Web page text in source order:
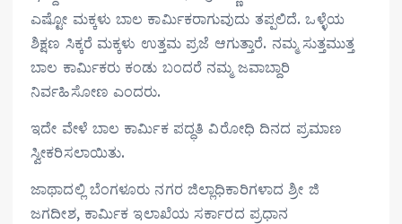
ಎಷ್ಟೋ ಮಕ್ಕಳು ಬಾಲ ಕಾರ್ಮಿಕರಾಗುವುದು ತಪ್ಪಲಿದೆ. ಒಳ್ಳೆಯ
ಶಿಕ್ಷಣ ಸಿಕ್ಕರೆ ಮಕ್ಕಳು ಉತ್ತಮ ಪ್ರಜೆ ಆಗುತ್ತಾರೆ. ನಮ್ಮ ಸುತ್ತಮುತ್ತ
ಬಾಲ ಕಾರ್ಮಿಕರು ಕಂಡು ಬಂದರೆ ನಮ್ಮ ಜವಾಬ್ದಾರಿ
ನಿರ್ವಹಿಸೋಣ ಎಂದರು.
ಇದೇ ವೇಳೆ ಬಾಲ ಕಾರ್ಮಿಕ ಪದ್ಧತಿ ವಿರೋಧಿ ದಿನದ ಪ್ರಮಾಣ
ಸ್ವೀಕರಿಸಲಾಯಿತು.
ಜಾಥಾದಲ್ಲಿ ಬೆಂಗಳೂರು ನಗರ ಜಿಲ್ಲಾಧಿಕಾರಿಗಳಾದ ಶ್ರೀ ಜಿ
ಜಗದೀಶ, ಕಾರ್ಮಿಕ ಇಲಾಖೆಯ ಸರ್ಕಾರದ ಪ್ರಧಾನ